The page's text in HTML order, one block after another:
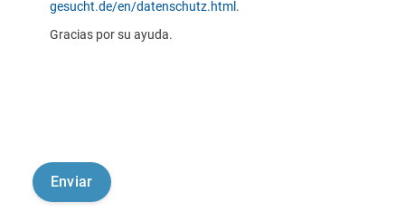
gesucht.de/en/datenschutz.html .
Gracias por su ayuda.